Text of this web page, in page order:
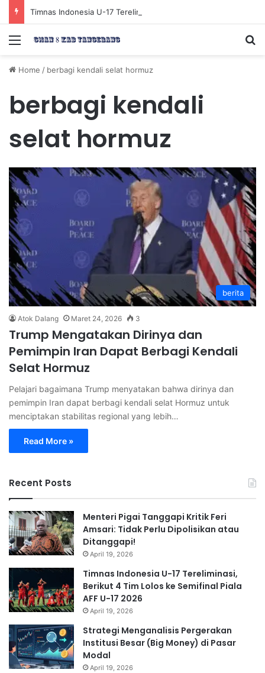
Menu
Home / berbagi kendali selat hormuz
berbagi kendali
selat hormuz
berita
Atok Dalang Maret 24, 2026 3
Trump Mengatakan Dirinya dan
Pemimpin Iran Dapat Berbagi Kendali
Selat Hormuz
Pelajari bagaimana Trump menyatakan bahwa dirinya dan
pemimpin Iran dapat berbagi kendali selat Hormuz untuk
menciptakan stabilitas regional yang lebih…
Read More »
Recent Posts
Menteri Pigai Tanggapi Kritik Feri
Amsari: Tidak Perlu Dipolisikan atau
Ditanggapi!
April 19, 2026
Timnas Indonesia U-17 Tereliminasi,
Berikut 4 Tim Lolos ke Semifinal Piala
AFF U-17 2026
April 19, 2026
Strategi Menganalisis Pergerakan
Institusi Besar (Big Money) di Pasar
Modal
April 19, 2026